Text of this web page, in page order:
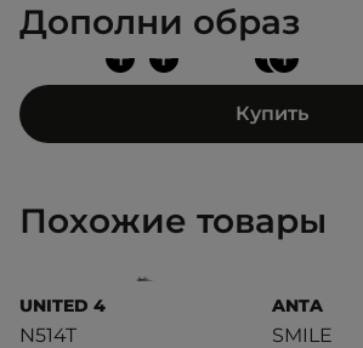
Дополни образ
+
+ +
+
Купить
Похожие товары
UNITED 4
N514T
ANTA
SMILE